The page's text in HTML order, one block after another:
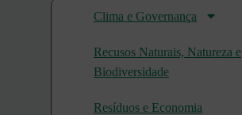
Clima e Governança
Recusos Naturais, Natureza e
Biodiversidade
Resíduos e Economia